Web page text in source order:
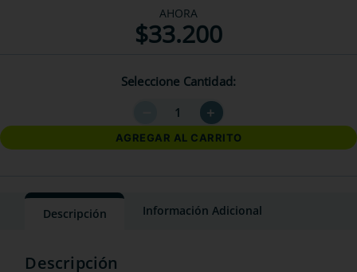
AHORA
$33.200
Seleccione Cantidad
＋
AGREGAR AL CARRITO
Descripción Información Adicional